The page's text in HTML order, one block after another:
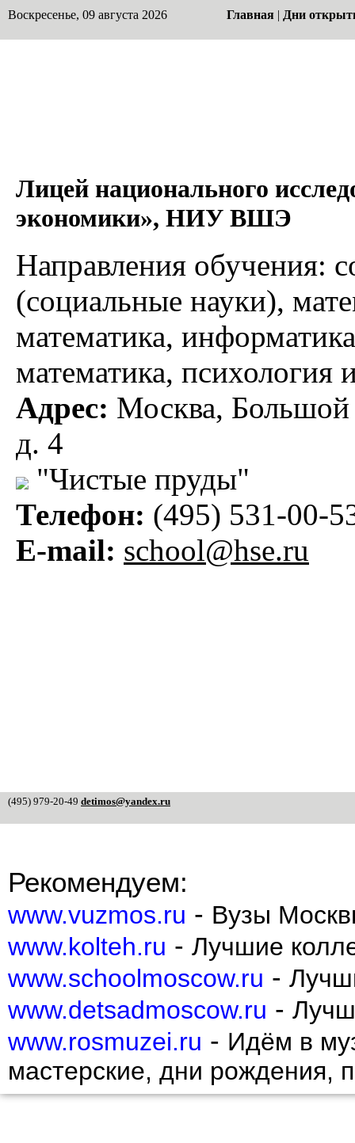
Воскресенье, 09 августа 2026 Главная | Дни
Лицей национального
экономики», НИУ ВШЭ
Направления обучения:
(социальные науки),
математика,
математика, психология
Адрес: Москва, Большой
д. 4
"Чистые пруды"
Телефон: (495) 531-00-
E-mail: school@hse.ru
(495) 979-20-49 detimos@yandex.ru
Рекомендуем:
www.vuzmos.ru - Вузы
www.kolteh.ru - Лучшие
www.schoolmoscow.ru -
www.detsadmoscow.ru -
www.rosmuzei.ru - Идём в
мастерские, дни рождения,